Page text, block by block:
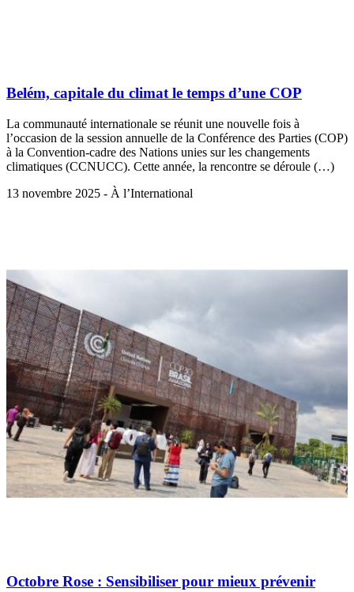
Belém, capitale du climat le temps d’une COP
La communauté internationale se réunit une nouvelle fois à
l’occasion de la session annuelle de la Conférence des Parties (COP)
à la Convention-cadre des Nations unies sur les changements
climatiques (CCNUCC). Cette année, la rencontre se déroule (…)
13 novembre 2025 - À l’International
Octobre Rose : Sensibiliser pour mieux prévenir